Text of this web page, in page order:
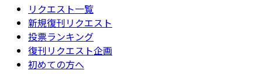
リクエスト一覧
新規復刊リクエスト
投票ランキング
復刊リクエスト企画
初めての方へ